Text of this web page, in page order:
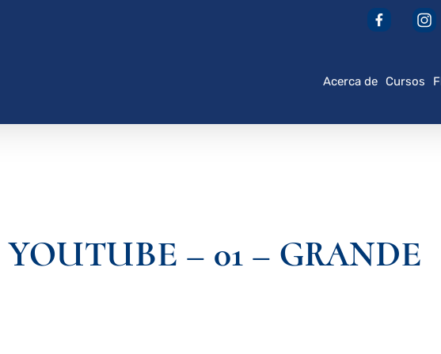
cerrar
Acerca de Cursos
– 01 – GRANDE